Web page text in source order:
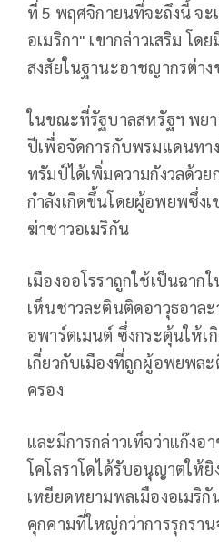
ที่ 5 พฤศจิกายนที่จะถึงนี้ จ
อเมริกา" เขากล่าวเสริม โด
สงสัยในฐานะอาชญากรต่า
ในขณะที่รัฐบาลสหรัฐฯ พย
ปีเพื่อจัดการกับพรมแดนทา
ทรัมป์ได้เพิ่มความกังวลด้วย
กำลังเกิดขึ้นโดยผู้อพยพซึ่ง
ฆ่าชาวอเมริกัน
เมืองออโรราถูกใช้เป็นฉาก
เห็นชาวละตินติดอาวุธอาล
อพาร์ตเมนต์ ซึ่งกระตุ้นให้เ
เกี่ยวกับเมืองที่ถูกผู้อพยพล
ครอง
และมีการกล่าวเท็จว่าแก๊งอ
โคโลราโดได้รับอนุญาตให้
เหยียดหยามพลเมืองอเมริกั
คุกคามที่ใหญ่กว่าการรุกรา